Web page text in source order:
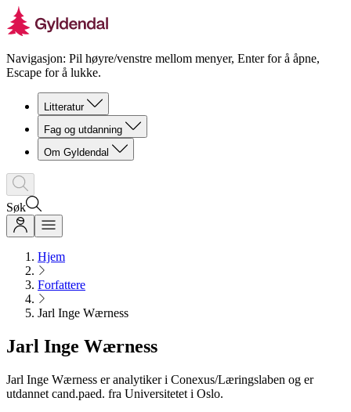
Navigasjon: Pil høyre/venstre mellom menyer, Enter for å åpne,
Escape for å lukke.
Litteratur
Fag og utdanning
Om Gyldendal
Søk
Hjem
Forfattere
Jarl Inge Wærness
Jarl Inge Wærness
Jarl Inge Wærness er analytiker i Conexus/Læringslaben og er
utdannet cand.paed. fra Universitetet i Oslo.